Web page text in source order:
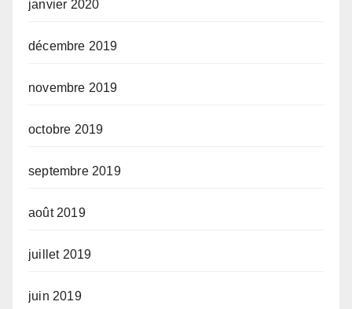
janvier 2020
décembre 2019
novembre 2019
octobre 2019
septembre 2019
août 2019
juillet 2019
juin 2019